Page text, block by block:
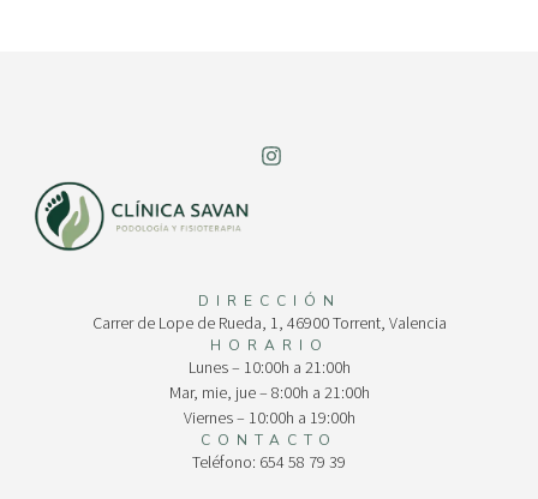
DIRECCIÓN
Carrer de Lope de Rueda, 1, 46900 Torrent, Valencia
HORARIO
Lunes – 10:00h a 21:00h
Mar, mie, jue – 8:00h a 21:00h
Viernes – 10:00h a 19:00h
CONTACTO
Teléfono: 654 58 79 39